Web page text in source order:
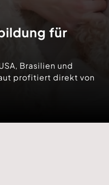
für
Brasilien und
profitiert direkt von